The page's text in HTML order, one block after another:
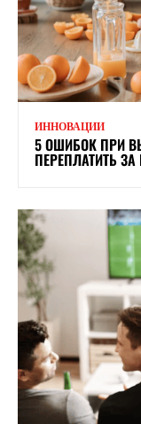
ИННОВАЦИИ
5 ОШИБОК ПРИ
ПЕРЕПЛАТИТЬ